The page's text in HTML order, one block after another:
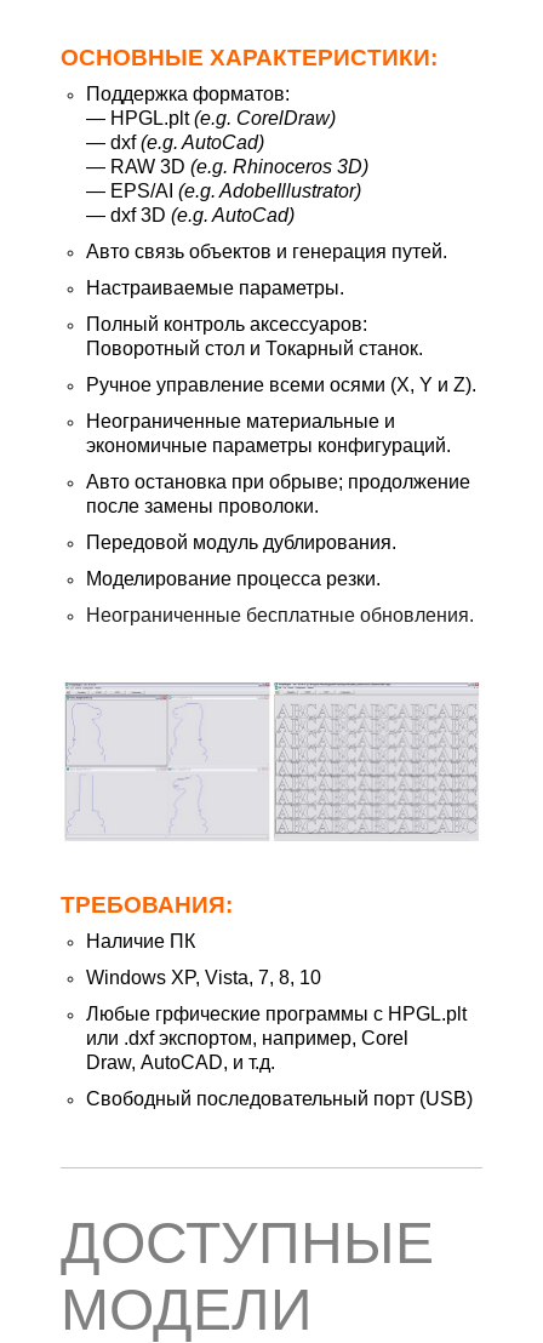
ОСНОВНЫЕ ХАРАКТЕРИСТИКИ:
Поддержка форматов:
— HPGL.plt(e.g. CorelDraw)
— dxf(e.g. AutoCad)
— RAW 3D (e.g. Rhinoceros 3D)
— EPS/AI (e.g. AdobeIllustrator)
— dxf 3D (e.g. AutoCad)
Авто связь объектов и генерация путей.
Настраиваемые параметры.
Полный контроль аксессуаров:
Поворотный стол и Токарный станок.
Ручное управление всеми осями (X, Y и Z).
Неограниченные материальные и
экономичные параметры конфигураций.
Авто остановка при обрыве; продолжение
после замены проволоки.
Передовой модуль дублирования.
Моделирование процесса резки.
Неограниченные бесплатные обновления.
ТРЕБОВАНИЯ:
Наличие ПК
Windows XP, Vista, 7, 8, 10
Любые грфические программы с HPGL.plt
или .dxf экспортом, например, Corel
Draw, AutoCAD, и т.д.
Свободный последовательный порт (USB)
ДОСТУПНЫЕ
МОДЕЛИ